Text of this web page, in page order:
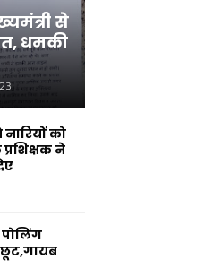
से
धमकी
को
ने
छूट,गायब